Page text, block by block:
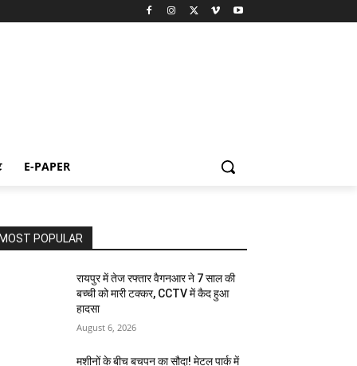
E-PAPER
MOST POPULAR
रायपुर में तेज रफ्तार वैगनआर ने 7 साल की
बच्ची को मारी टक्कर, CCTV में कैद हुआ
हादसा
August 6, 2026
मशीनों के बीच बचपन का सौदा! मेटल पार्क में